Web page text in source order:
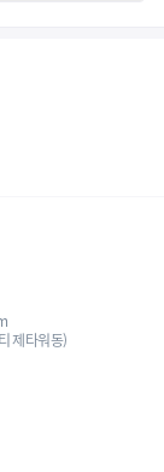
제타워동)